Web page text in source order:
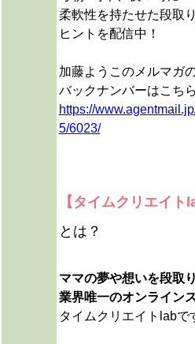
柔軟性を持たせた段取
ヒントを配信中！
加藤ようこのメルマガ
バックナンバーはこち
https://
5/6023/
【タイムクリエイト
とは？
ママの夢や想いを段取
業界唯一のオンライン
タイムクリエイトlabで